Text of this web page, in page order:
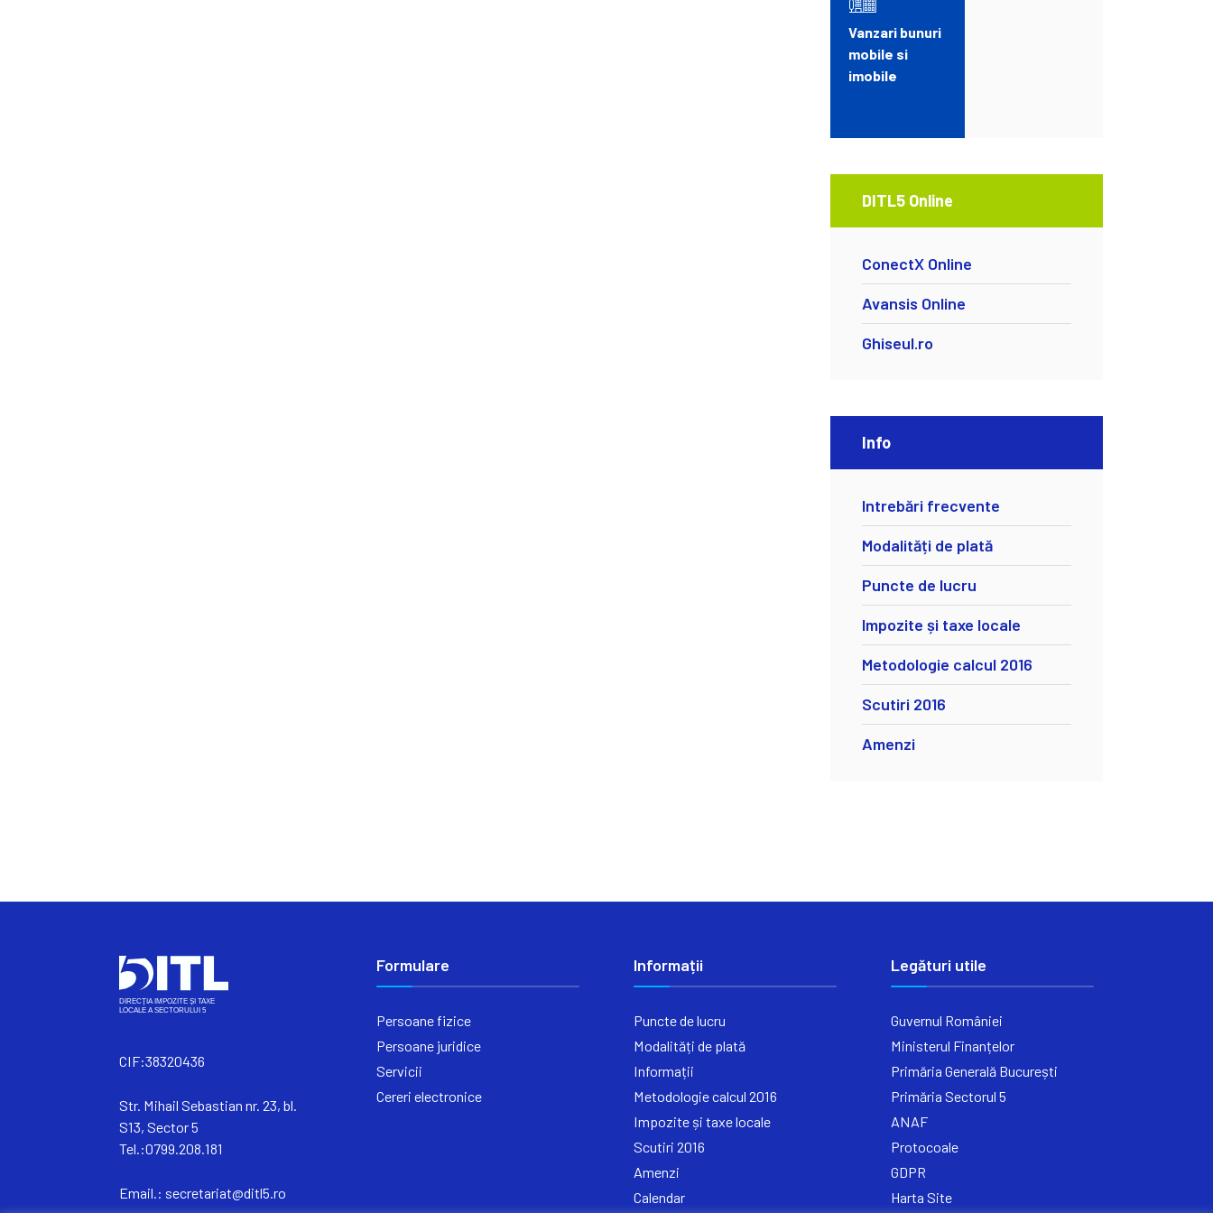
Vanzari bunuri
mobile si
imobile
DITL5 Online
ConectX Online
Avansis Online
Ghiseul.ro
Info
Intrebări frecvente
Modalități de plată
Puncte de lucru
Impozite și taxe locale
Metodologie calcul 2016
Scutiri 2016
Amenzi
CIF:38320436
Str. Mihail Sebastian nr. 23, bl.
S13, Sector 5
Tel.:0799.208.181
Email.: secretariat@ditl5.ro
Formulare
Persoane fizice
Persoane juridice
Servicii
Cereri electronice
Informații
Puncte de lucru
Modalități de plată
Informații
Metodologie calcul 2016
Impozite și taxe locale
Scutiri 2016
Amenzi
Calendar
Legături utile
Guvernul României
Ministerul Finanțelor
Primăria Generală București
Primăria Sectorul 5
ANAF
Protocoale
GDPR
Harta Site